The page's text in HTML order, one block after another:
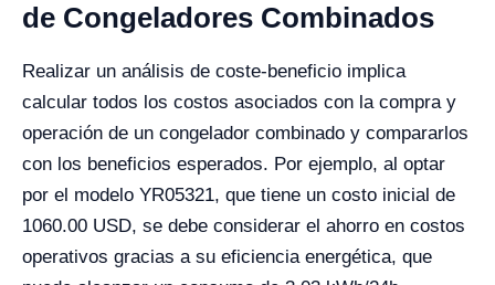
de Congeladores Combinados
Realizar un análisis de coste-beneficio implica
calcular todos los costos asociados con la compra y
operación de un congelador combinado y compararlos
con los beneficios esperados. Por ejemplo, al optar
por el modelo YR05321, que tiene un costo inicial de
1060.00 USD, se debe considerar el ahorro en costos
operativos gracias a su eficiencia energética, que